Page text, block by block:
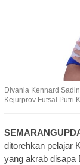
Divania Kennard
Kejurprov Futsal Putri
ditorehkan pelajar
yang akrab disapa